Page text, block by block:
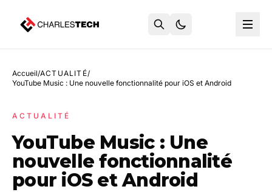
Accueil/ACTUALITÉ/
YouTube Music : Une nouvelle fonctionnalité pour iOS et Android
ACTUALITÉ
YouTube Music : Une
nouvelle fonctionnalité
pour iOS et Android